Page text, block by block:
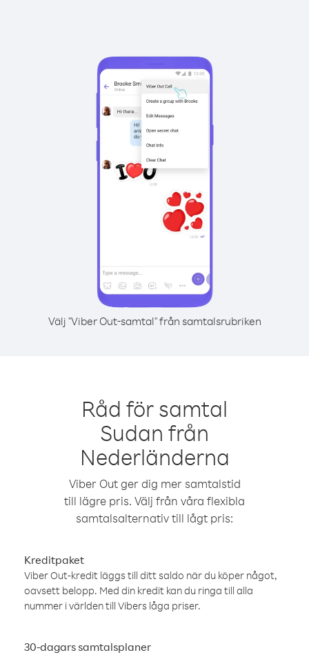
Välj "Viber Out-samtal" från samtalsrubriken
Råd för samtal
Sudan från
Nederländerna
Viber Out ger dig mer samtalstid
till lägre pris. Välj från våra flexibla
samtalsalternativ till lågt pris:
Kreditpaket
Viber Out-kredit läggs till ditt saldo när du köper något,
oavsett belopp. Med din kredit kan du ringa till alla
nummer i världen till Vibers låga priser.
30-dagars samtalsplaner